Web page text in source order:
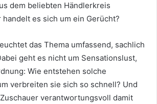
dem beliebten Händlerkreis
es sich um ein Gerücht?
das Thema umfassend, sachlich
geht es nicht um Sensationslust,
Wie entstehen solche
verbreiten sie sich so schnell? Und
verantwortungsvoll damit